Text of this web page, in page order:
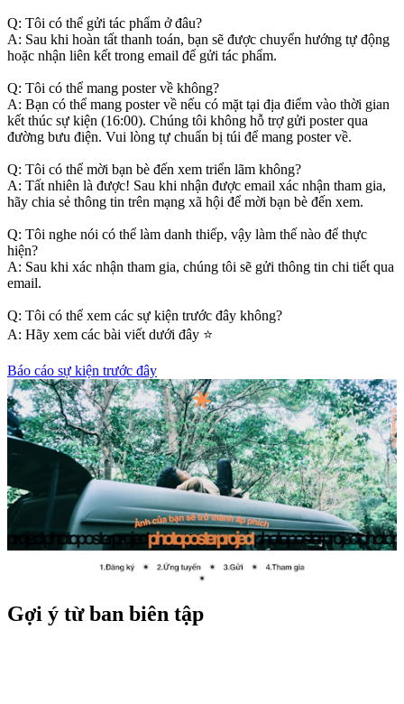
Q: Tôi có thể gửi tác phẩm ở đâu?
A: Sau khi hoàn tất thanh toán, bạn sẽ được chuyển hướng tự động
hoặc nhận liên kết trong email để gửi tác phẩm.
Q: Tôi có thể mang poster về không?
A: Bạn có thể mang poster về nếu có mặt tại địa điểm vào thời gian
kết thúc sự kiện (16:00). Chúng tôi không hỗ trợ gửi poster qua
đường bưu điện. Vui lòng tự chuẩn bị túi để mang poster về.
Q: Tôi có thể mời bạn bè đến xem triển lãm không?
A: Tất nhiên là được! Sau khi nhận được email xác nhận tham gia,
hãy chia sẻ thông tin trên mạng xã hội để mời bạn bè đến xem.
Q: Tôi nghe nói có thể làm danh thiếp, vậy làm thế nào để thực
hiện?
A: Sau khi xác nhận tham gia, chúng tôi sẽ gửi thông tin chi tiết qua
email.
Q: Tôi có thể xem các sự kiện trước đây không?
A: Hãy xem các bài viết dưới đây ⭐️
Báo cáo sự kiện trước đây
Gợi ý từ ban biên tập